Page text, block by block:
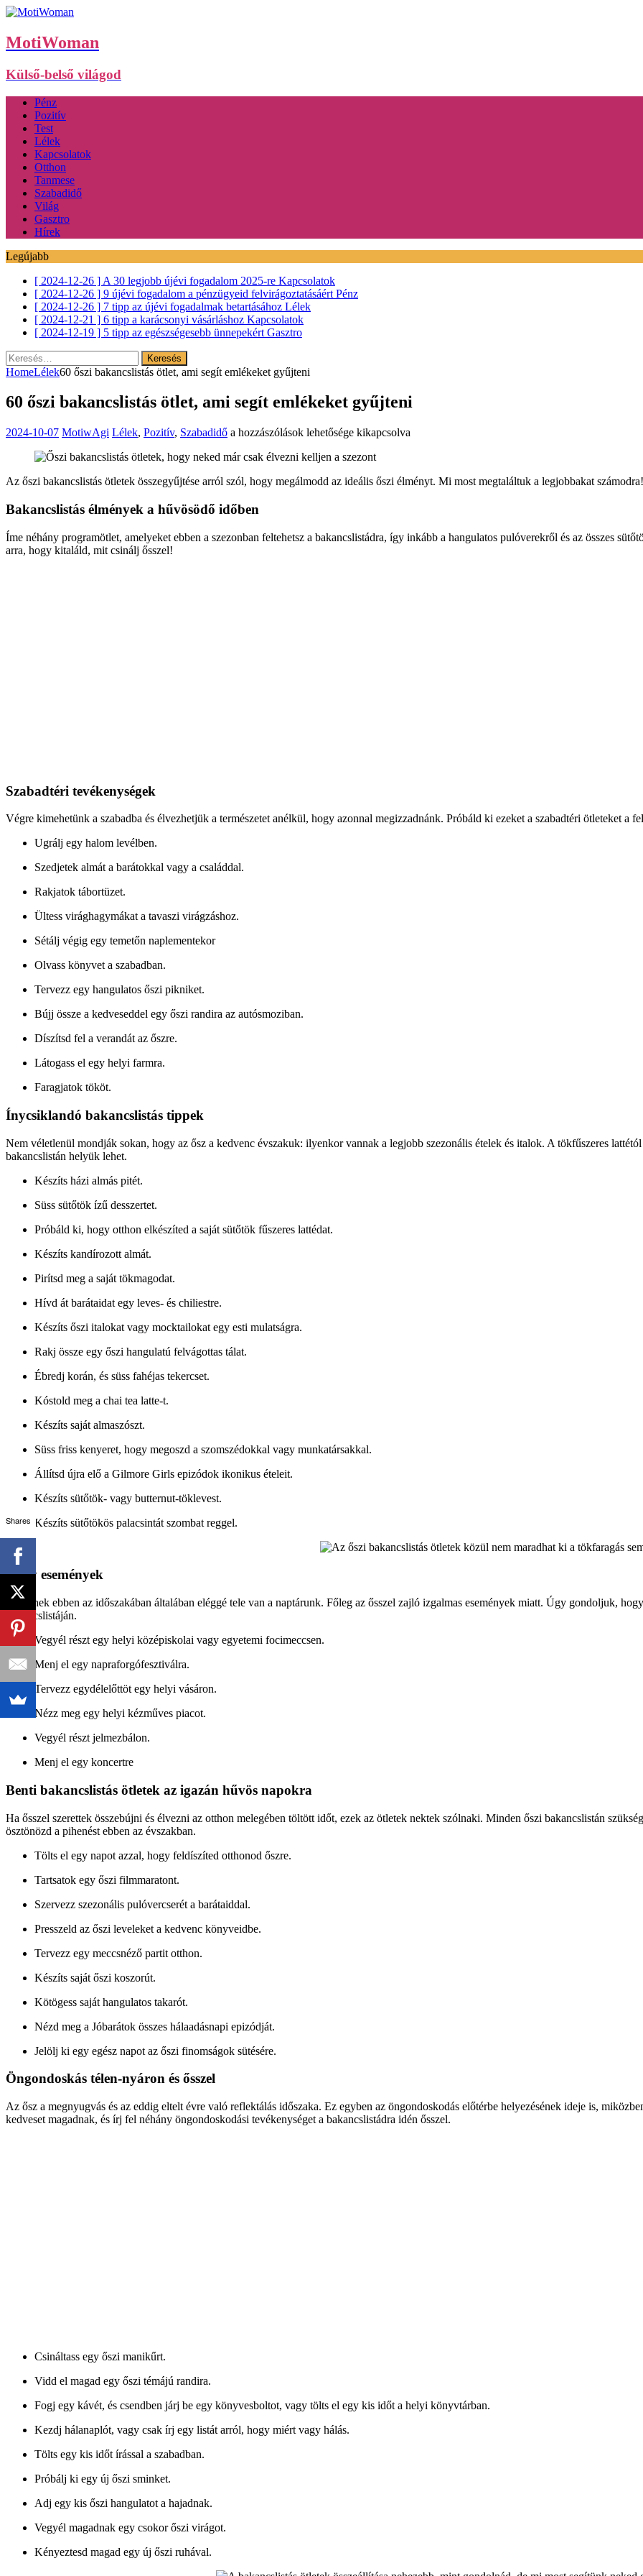
MotiWoman
Külső-belső világod
Pénz
Pozitív
Test
Lélek
Kapcsolatok
Otthon
Tanmese
Szabadidő
Világ
Gasztro
Hírek
Legújabb
[ 2024-12-26 ] A 30 legjobb újévi fogadalom 2025-re Kapcsolatok
[ 2024-12-26 ] 9 újévi fogadalom a pénzügyeid felvirágoztatásáért Pénz
[ 2024-12-26 ] 7 tipp az újévi fogadalmak betartásához Lélek
[ 2024-12-21 ] 6 tipp a karácsonyi vásárláshoz Kapcsolatok
[ 2024-12-19 ] 5 tipp az egészségesebb ünnepekért Gasztro
Keresés:
HomeLélek60 őszi bakancslistás ötlet, ami segít emlékeket gyűjteni
60 őszi bakancslistás ötlet, ami segít emlékeket gyűjteni
2024-10-07 MotiwAgi Lélek, Pozitív, Szabadidő 60
bakancslistás
ami
emlékeket
bejegyzéshez
a hozzászólások lehetősége kikapcsolva
Az őszi bakancslistás ötletek összegyűjtése arról szól, hogy megálmodd az ideális őszi élményt. Mi most megtaláltuk a legjobbakat számodra!
Bakancslistás élmények a hűvösödő időben
Íme néhány programötlet, amelyeket ebben a szezonban feltehetsz a bakancslistádra, így inkább a hangulatos pulóverekről és az összes
arra, hogy kitaláld, mit csinálj ősszel!
Szabadtéri tevékenységek
Végre kimehetünk a szabadba és élvezhetjük a természetet anélkül, hogy azonnal megizzadnánk. Próbáld ki ezeket a szabadtéri ötleteket a
Ugrálj egy halom levélben.
Szedjetek almát a barátokkal vagy a családdal.
Rakjatok tábortüzet.
Ültess virághagymákat a tavaszi virágzáshoz.
Sétálj végig egy temetőn naplementekor
Olvass könyvet a szabadban.
Tervezz egy hangulatos őszi pikniket.
Bújj össze a kedveseddel egy őszi randira az autósmoziban.
Díszítsd fel a verandát az őszre.
Látogass el egy helyi farmra.
Faragjatok tököt.
Ínycsiklandó bakancslistás tippek
Nem véletlenül mondják sokan, hogy az ősz a kedvenc évszakuk: ilyenkor vannak a legjobb szezonális ételek és italok. A tökfűszeres
bakancslistán helyük lehet.
Készíts házi almás pitét.
Süss sütőtök ízű desszertet.
Próbáld ki, hogy otthon elkészíted a saját sütőtök fűszeres lattédat.
Készíts kandírozott almát.
Pirítsd meg a saját tökmagodat.
Hívd át barátaidat egy leves- és chiliestre.
Készíts őszi italokat vagy mocktailokat egy esti mulatságra.
Rakj össze egy őszi hangulatú felvágottas tálat.
Ébredj korán, és süss fahéjas tekercset.
Kóstold meg a chai tea latte-t.
Készíts saját almaszószt.
Süss friss kenyeret, hogy megoszd a szomszédokkal vagy munkatársakkal.
Állítsd újra elő a Gilmore Girls epizódok ikonikus ételeit.
Készíts sütőtök- vagy butternut-töklevest.
Készíts sütőtökös palacsintát szombat reggel.
Nagy események
Az évnek ebben az időszakában általában eléggé tele van a naptárunk. Főleg az ősszel zajló izgalmas események miatt. Úgy gondoljuk,
bakancslistáján.
Vegyél részt egy helyi középiskolai vagy egyetemi focimeccsen.
Menj el egy napraforgófesztiválra.
Tervezz egydélelőttöt egy helyi vásáron.
Nézz meg egy helyi kézműves piacot.
Vegyél részt jelmezbálon.
Menj el egy koncertre
Benti bakancslistás ötletek az igazán hűvös napokra
Ha ősszel szerettek összebújni és élvezni az otthon melegében töltött időt, ezek az ötletek nektek szólnaki. Minden őszi bakancslistán
ösztönözd a pihenést ebben az évszakban.
Tölts el egy napot azzal, hogy feldíszíted otthonod őszre.
Tartsatok egy őszi filmmaratont.
Szervezz szezonális pulóvercserét a barátaiddal.
Presszeld az őszi leveleket a kedvenc könyveidbe.
Tervezz egy meccsnéző partit otthon.
Készíts saját őszi koszorút.
Kötögess saját hangulatos takarót.
Nézd meg a Jóbarátok összes hálaadásnapi epizódját.
Jelölj ki egy egész napot az őszi finomságok sütésére.
Öngondoskás télen-nyáron és ősszel
Az ősz a megnyugvás és az eddig eltelt évre való reflektálás időszaka. Ez egyben az öngondoskodás előtérbe helyezésének ideje is,
kedveset magadnak, és írj fel néhány öngondoskodási tevékenységet a bakancslistádra idén ősszel.
Csináltass egy őszi manikűrt.
Vidd el magad egy őszi témájú randira.
Fogj egy kávét, és csendben járj be egy könyvesboltot, vagy tölts el egy kis időt a helyi könyvtárban.
Kezdj hálanaplót, vagy csak írj egy listát arról, hogy miért vagy hálás.
Tölts egy kis időt írással a szabadban.
Próbálj ki egy új őszi sminket.
Adj egy kis őszi hangulatot a hajadnak.
Vegyél magadnak egy csokor őszi virágot.
Kényeztesd magad egy új őszi ruhával.
Shares